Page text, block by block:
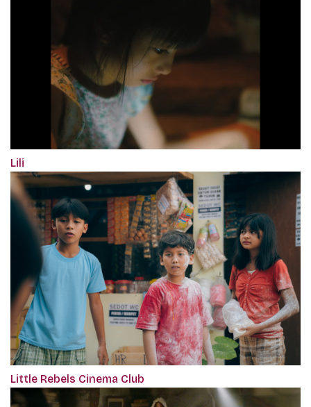
Lili
Little Rebels Cinema Club